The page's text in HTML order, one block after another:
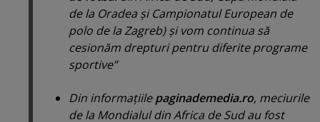
de la Oradea şi Campionatul European de
polo de la Zagreb) şi vom continua să
cesionăm drepturi pentru diferite programe
sportive”
Din informaţiilepaginademedia.ro, meciurile
de la Mondialul din Africa de Sud au fost